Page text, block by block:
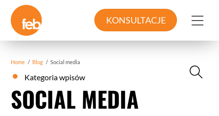
content
KONSULTACJE
Home / Blog / Social media
Kategoria wpisów
SOCIAL MEDIA